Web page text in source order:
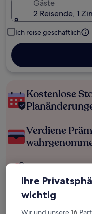
Gäste
2 Reisende, 1
Ich reise geschäftlich
Kostenlose
Verdiene
Überprüfe die
Ihre
wichtig